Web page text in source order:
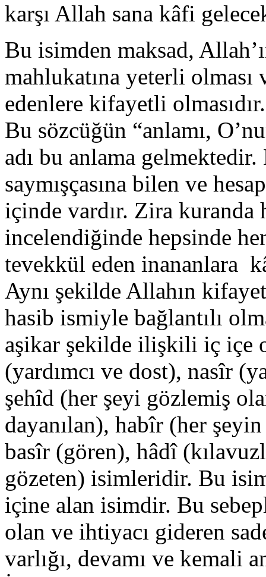
karşı Allah sana kâfi
Bu isimden maksad,
mahlukatına yeterli
edenlere kifayetli
Bu sözcüğün “anlamı,
adı bu anlama
saymışçasına bilen ve
içinde vardır. Zira kuranda
incelendiğinde hepsinde
tevekkül eden inananlara
Aynı şekilde Allahın
hasib ismiyle bağlantılı
aşikar şekilde ilişkili iç içe
(yardımcı ve dost), nasîr
şehîd (her şeyi gözlemiş
dayanılan), habîr (her
basîr (gören), hâdî
gözeten) isimleridir. Bu
içine alan isimdir. Bu
olan ve ihtiyacı gideren
varlığı, devamı ve kemali